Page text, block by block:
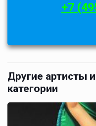
+7
Другие артисты
категории